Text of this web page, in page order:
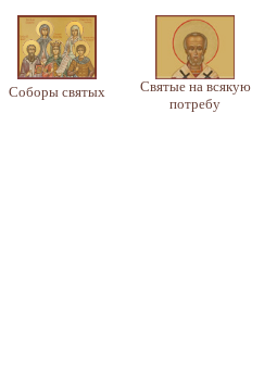
Соборы святых
Святые на всякую
потребу